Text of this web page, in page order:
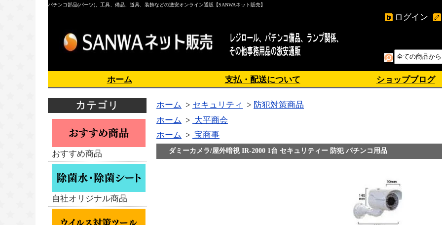
パチンコ部品(パーツ)、工具、備品、道具、装飾などの激安オンライン通販【SANWAネット販売】
ログイン
ホーム 支払・配送について ショップブログ
おすすめ商品
自社オリジナル商品
ホーム > セキュリティ > 防犯対策商品
ホーム > 大平商会
ホーム > 宝商事
ダミーカメラ/屋外暗視 IR-2000 1台 セキュリティー 防犯 パチンコ用品